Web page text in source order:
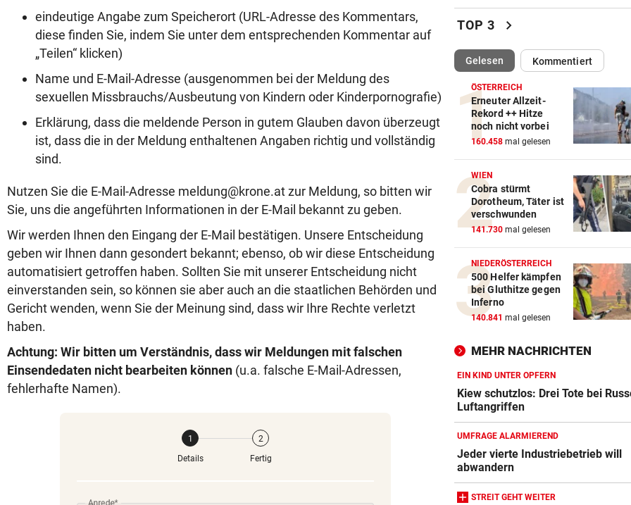
eindeutige Angabe zum Speicherort (URL-Adresse des Kommentars,
diese finden Sie, indem Sie unter dem entsprechenden Kommentar auf
„Teilen“ klicken)
Name und E-Mail-Adresse (ausgenommen bei der Meldung des
sexuellen Missbrauchs/Ausbeutung von Kindern oder Kinderpornografie)
Erklärung, dass die meldende Person in gutem Glauben davon überzeugt
ist, dass die in der Meldung enthaltenen Angaben richtig und vollständig
sind.
Nutzen Sie die E-Mail-Adresse meldung@krone.at zur Meldung, so bitten wir
Sie, uns die angeführten Informationen in der E-Mail bekannt zu geben.
Wir werden Ihnen den Eingang der E-Mail bestätigen. Unsere Entscheidung
geben wir Ihnen dann gesondert bekannt; ebenso, ob wir diese Entscheidung
automatisiert getroffen haben. Sollten Sie mit unserer Entscheidung nicht
einverstanden sein, so können sie aber auch an die staatlichen Behörden und
Gericht wenden, wenn Sie der Meinung sind, dass wir Ihre Rechte verletzt
haben.
Achtung: Wir bitten um Verständnis, dass wir Meldungen mit falschen
Einsendedaten nicht bearbeiten können (u.a. falsche E-Mail-Adressen,
fehlerhafte Namen).
Details Fertig
Anrede
„Salzburg war für mich die
Wahl“
WM-TEAMCHEF STINKSAUER
„Ratte“: Hat Cannavaro einen
Verräter im Team?
ARBEIT UND URLAUB vor
Steirische Ärztin tauschte
gegen „Traumschiff“
PEDALE VERWECHSELT vor
Tiroler Seniorin (76)
Auto in Baugrube
TRAINER ZARIC DEUTLICH
Trotz 3:1 gegen WSG bleibt
Altachern ein Problem
FÄHIGKEITEN BEDENKLICH vor
muss neue KI einhegen
BETRUNKENER ALS LENKER vor 3
Dumper überschlug sich und
stürzte 30 Meter ab
WARTEN AUF DEN SIEG? vor 3
GAK-Heimstart: „Qualität ist
ganz andere!“
TOP 3 chevron_right
Gelesen(ausgewählt)Kommentiert
ÖSTERREICH
Erneuter Allzeit-
Rekord ++ Hitze
noch nicht vorbei
160.458 mal gelesen
WIEN
Cobra stürmt
Dorotheum, Täter ist
verschwunden
141.730 mal gelesen
NIEDERÖSTERREICH
500 Helfer kämpfen
bei Gluthitze gegen
Inferno
140.841 mal gelesen
MEHR NACHRICHTEN
EIN KIND UNTER OPFERN
Kiew schutzlos: Drei Tote bei
Luftangriffen
UMFRAGE ALARMIEREND
Jeder vierte Industriebetrieb will
abwandern
STREIT GEHT WEITER